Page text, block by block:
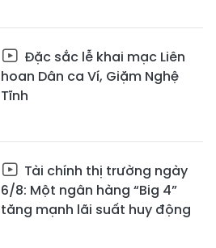
Đặc sắc lễ khai mạc Liên
hoan Dân ca Ví, Giặm Nghệ
Tĩnh
Tài chính thị trường ngày
6/8: Một ngân hàng “Big 4”
tăng mạnh lãi suất huy động